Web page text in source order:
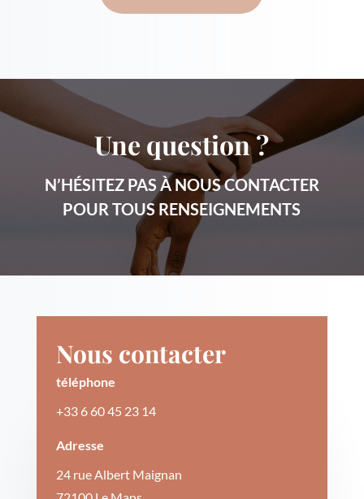
Une question ?
N’HÉSITEZ PAS À NOUS CONTACTER
POUR TOUS RENSEIGNEMENTS
Nous contacter
téléphone
+33 6 60 45 23 14
Adresse
24 rue Albert Maignan